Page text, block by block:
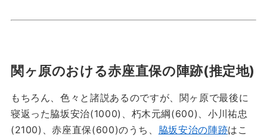
関ヶ原のおける赤座直保の陣跡(推定地)
もちろん、色々と諸説あるのですが、関ヶ原で最後に
寝返った脇坂安治(1000)、朽木元綱(600)、小川祐忠
(2100)、赤座直保(600)のうち、 脇坂安治の陣跡はこ